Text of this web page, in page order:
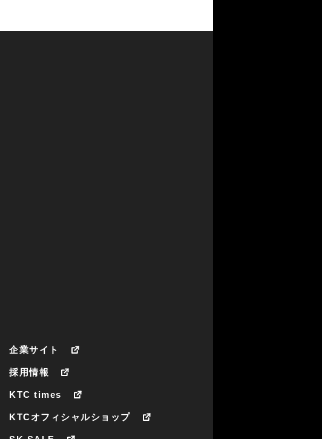
企業サイト
採用情報
KTC times
KTCオフィシャルショップ